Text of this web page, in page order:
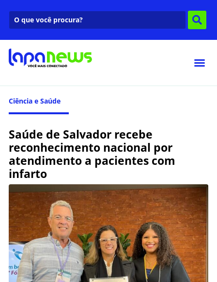
Ciência e Saúde
Saúde de Salvador recebe
reconhecimento nacional por
atendimento a pacientes com
infarto